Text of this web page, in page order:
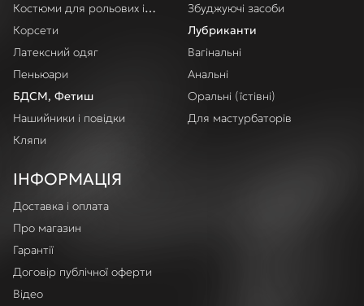
Костюми для рольових ігор
Корсети
Латексний одяг
Пеньюари
БДСМ, Фетиш
Нашийники і повідки
Кляпи
Збуджуючі засоби
Лубриканти
Вагінальні
Анальні
Оральні (їстівні)
Для мастурбаторів
ІНФОРМАЦІЯ
Доставка і оплата
Про магазин
Гарантії
Договір публічної оферти
Відео